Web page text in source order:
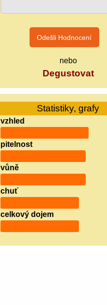
nebo
Degustovat
Statistiky, grafy
vzhled
pitelnost
vůně
chuť
celkový dojem